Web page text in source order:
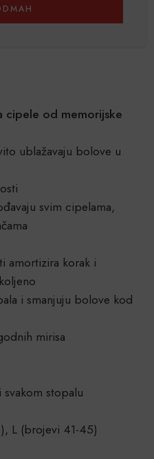
cipele od memorijske
ublažavaju bolove u
svim cipelama,
amortizira korak i
i smanjuju bolove kod
mirisa
stopalu
L (brojevi 41-45)